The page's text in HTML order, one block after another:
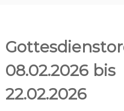
08.02.2026 bis
22.02.2026